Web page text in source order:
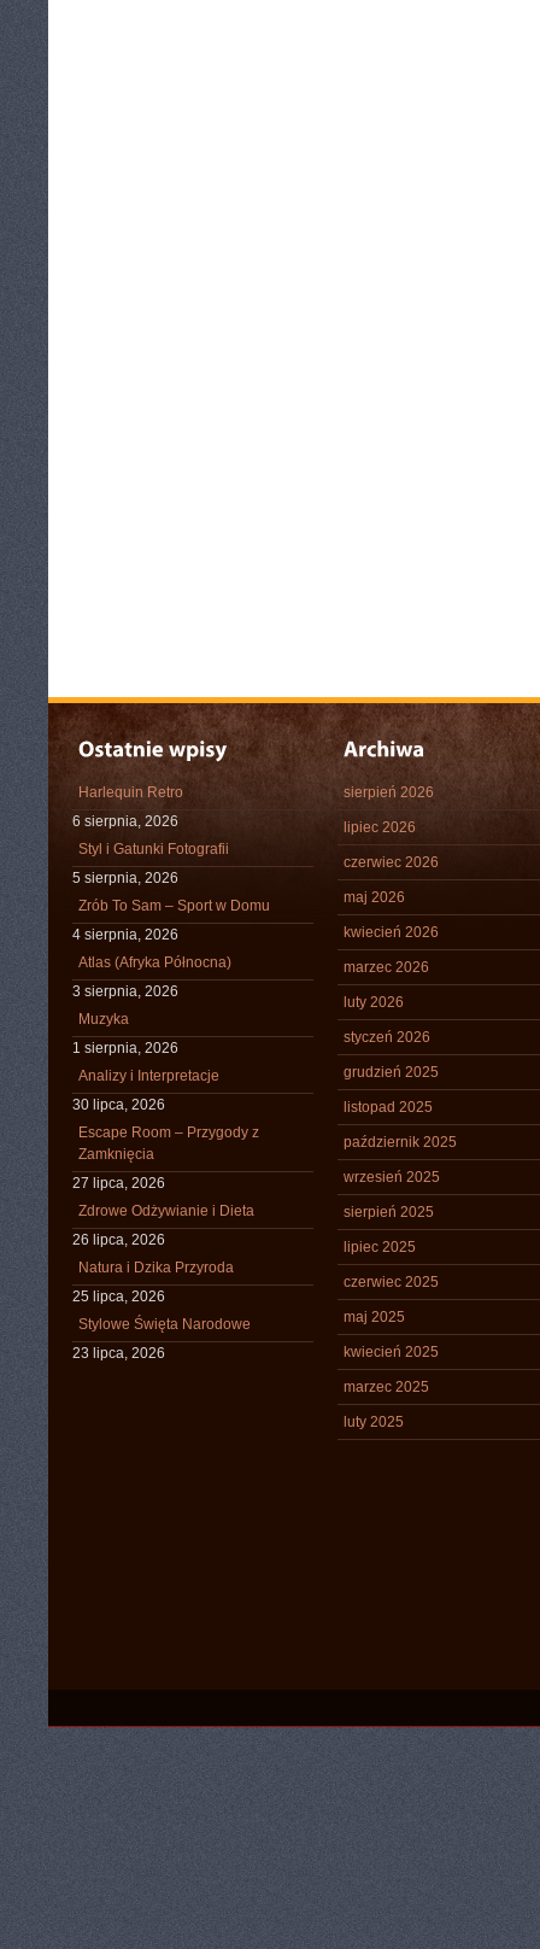
Harlequin Retro
6 sierpnia, 2026
Styl i Gatunki Fotografii
5 sierpnia, 2026
Zrób To Sam – Sport w Domu
4 sierpnia, 2026
Atlas (Afryka Północna)
3 sierpnia, 2026
Muzyka
1 sierpnia, 2026
Analizy i Interpretacje
30 lipca, 2026
Escape Room – Przygody z
Zamknięcia
27 lipca, 2026
Zdrowe Odżywianie i Dieta
26 lipca, 2026
Natura i Dzika Przyroda
25 lipca, 2026
Stylowe Święta Narodowe
23 lipca, 2026
sierpień 2026
lipiec 2026
czerwiec 2026
maj 2026
kwiecień 2026
marzec 2026
luty 2026
styczeń 2026
grudzień 2025
listopad 2025
październik 2025
wrzesień 2025
sierpień 2025
lipiec 2025
czerwiec 2025
maj 2025
kwiecień 2025
marzec 2025
luty 2025